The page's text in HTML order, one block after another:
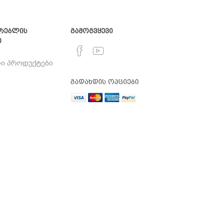
პროდუქტები
გამოგვყევი
გადახდის ოპციები